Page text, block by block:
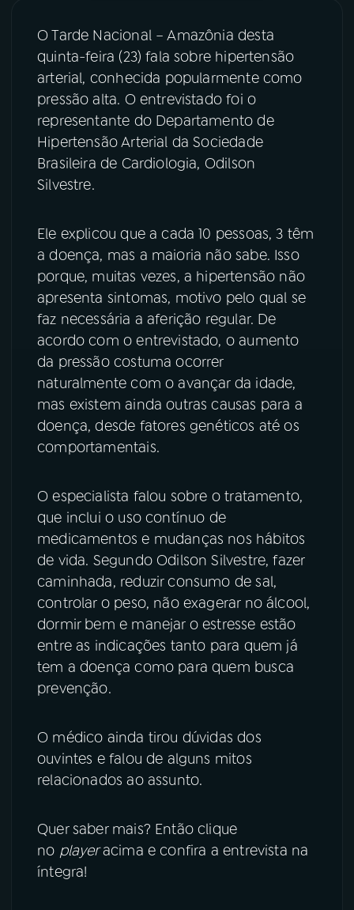
08FESTIVAL DE MÚSICA
ACOMPANHE A RÁDIO NACIONAL
YouTube Facebook
Instagram
O Tarde Nacional – Amazônia desta
quinta-feira (23) fala sobre hipertensão
arterial, conhecida popularmente como
pressão alta. O entrevistado foi o
representante do Departamento de
Hipertensão Arterial da Sociedade
Brasileira de Cardiologia, Odilson
Silvestre.
Ele explicou que a cada 10 pessoas, 3 têm
a doença, mas a maioria não sabe. Isso
porque, muitas vezes, a hipertensão não
apresenta sintomas, motivo pelo qual se
faz necessária a aferição regular. De
acordo com o entrevistado, o aumento
da pressão costuma ocorrer
naturalmente com o avançar da idade,
mas existem ainda outras causas para a
doença, desde fatores genéticos até os
comportamentais.
O especialista falou sobre o tratamento,
que inclui o uso contínuo de
medicamentos e mudanças nos hábitos
de vida. Segundo Odilson Silvestre, fazer
caminhada, reduzir consumo de sal,
controlar o peso, não exagerar no álcool,
dormir bem e manejar o estresse estão
entre as indicações tanto para quem já
tem a doença como para quem busca
prevenção.
O médico ainda tirou dúvidas dos
ouvintes e falou de alguns mitos
relacionados ao assunto.
Quer saber mais? Então clique
no playeracima e confira a entrevista na
íntegra!